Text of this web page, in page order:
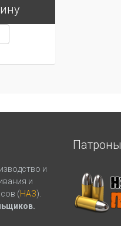
и
и
(НАЗ).
Патроны